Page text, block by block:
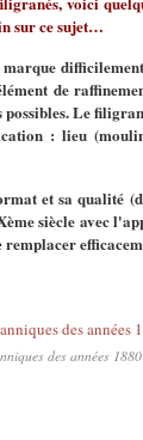
sur ce sujet…
de
possibles. Le
: lieu
et sa qualité
siècle avec
remplacer
des années 1880